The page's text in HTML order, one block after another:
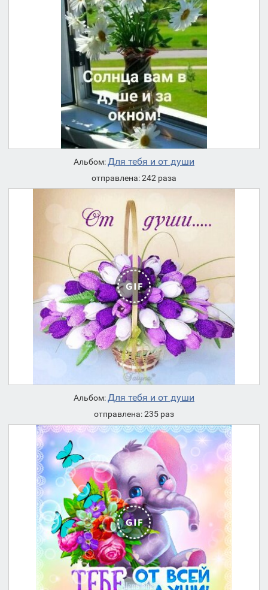
Альбом:Для тебя и от души
отправлена: 242 раза
Альбом:Для тебя и от души
отправлена: 235 раз